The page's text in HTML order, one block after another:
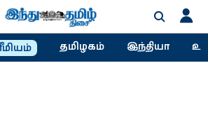
தமிழகம் இந்தியா